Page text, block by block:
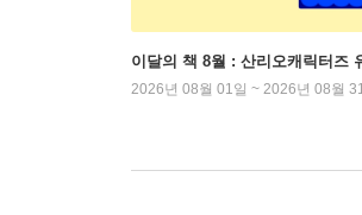
이달의 책 8월 : 산리오캐릭터즈
2026년 08월 01일 ~ 2026년 08월